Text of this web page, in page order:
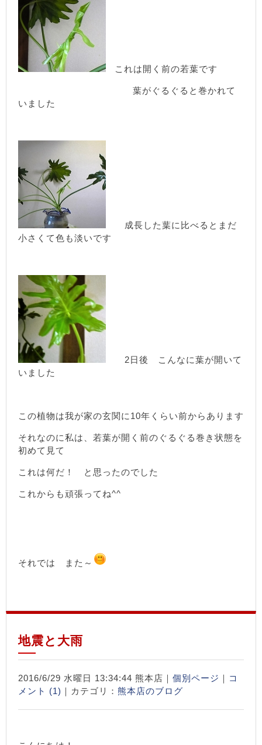
これは開く前の若葉です
葉がぐるぐると巻かれて
いました
成長した葉に比べるとまだ
小さくて色も淡いです
2日後 こんなに葉が開いて
いました
この植物は我が家の玄関に10年くらい前からあります
それなのに私は、若葉が開く前のぐるぐる巻き状態を
初めて見て
これは何だ！ と思ったのでした
これからも頑張ってね^^
それでは また～
地震と大雨
2016/6/29 水曜日 13:34:44 熊本店｜ 個別ページ ｜ コ
メント (1) ｜カテゴリ： 熊本店のブログ